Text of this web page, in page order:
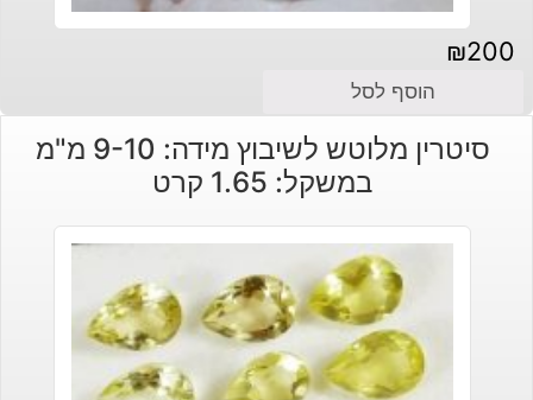
₪200
הוסף לסל
סיטרין מלוטש לשיבוץ מידה: 9-10 מ"מ
במשקל: 1.65 קרט